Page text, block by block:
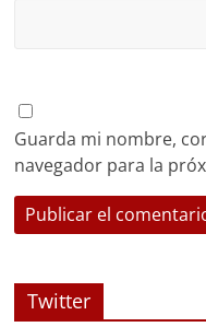
Guarda mi nombre,
navegador para la
Twitter